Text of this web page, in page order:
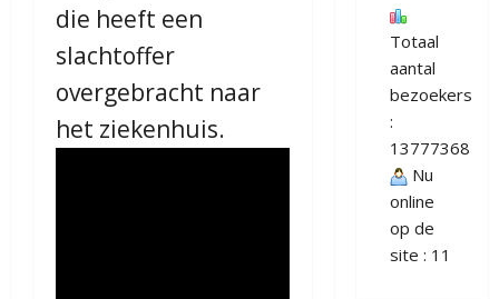
die heeft een
slachtoffer
overgebracht naar
het ziekenhuis.
Totaal
aantal
bezoekers
:
13777368
Nu
online
op de
site : 11